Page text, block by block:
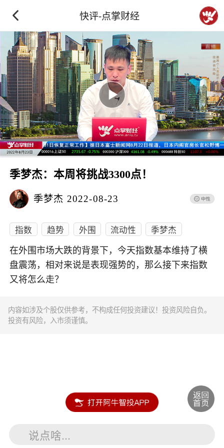
快评-点掌财经
季梦杰：本周将挑战3300点！
季梦杰 2022-08-23
指数 趋势 外围 流动性 季梦杰
在外围市场大跌的背景下，今天指数基本维持了横
盘震荡，相对来说是表现强势的，那么接下来指数
又将怎么走？
内容如涉及个股仅供参考，不构成任何投资建议！投资风险自负。
投资有风险，入市须谨慎。
说点啥...